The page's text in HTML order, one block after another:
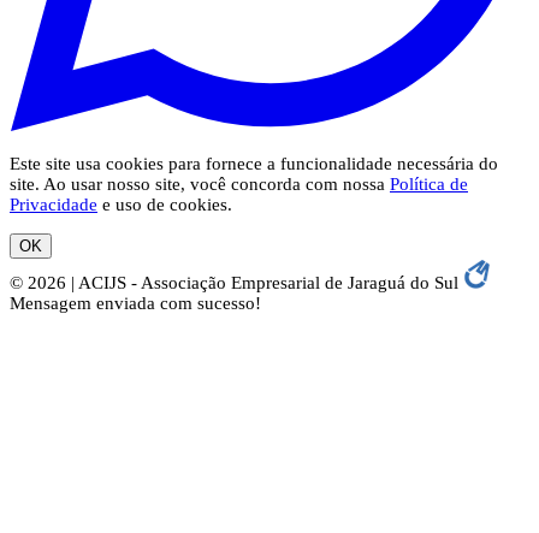
Este site usa cookies para fornece a funcionalidade necessária do
site. Ao usar nosso site, você concorda com nossa Política de
Privacidade e uso de cookies.
OK
© 2026 | ACIJS - Associação Empresarial de Jaraguá do Sul
Mensagem enviada com sucesso!